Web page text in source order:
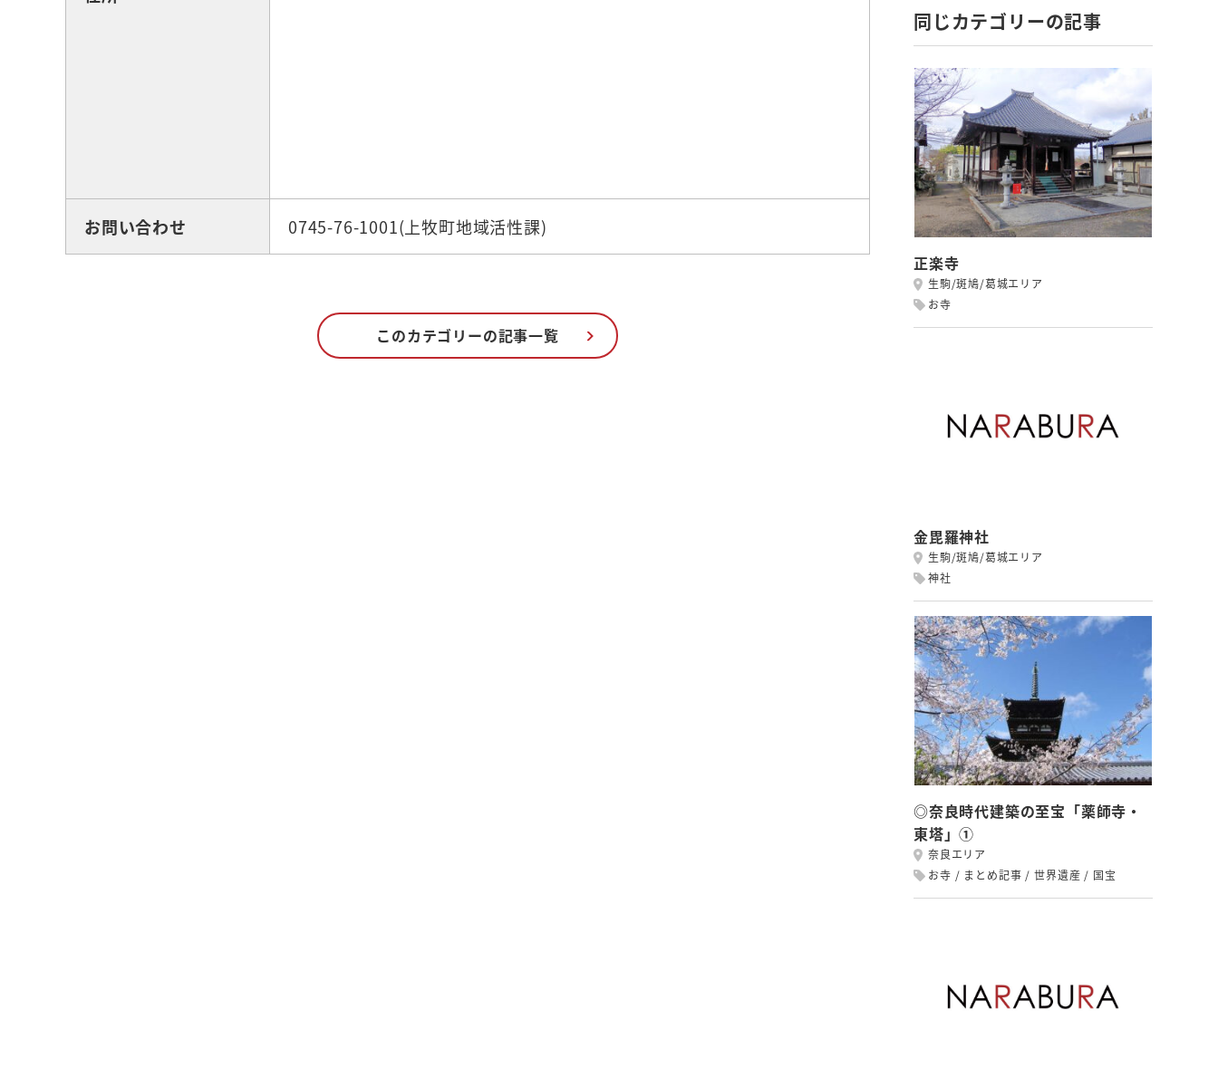
お問い合わせ 0745-76-1001(上牧町地域活性課)
このカテゴリーの記事一覧
同じカテゴリーの記事
正楽寺
生駒/斑鳩/葛城エリア
お寺
金毘羅神社
生駒/斑鳩/葛城エリア
神社
◎奈良時代建築の至宝「薬師寺・
東塔」①
奈良エリア
お寺
まとめ記事 世界遺産 国宝